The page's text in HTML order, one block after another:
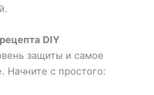
DIY
защиты и самое
Начните с простого: